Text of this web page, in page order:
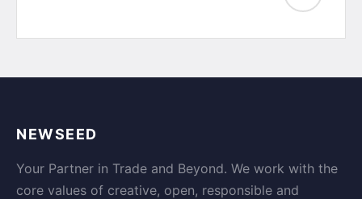
NEWSEED
Your Partner in Trade and Beyond. We work with the
core values of creative, open, responsible and